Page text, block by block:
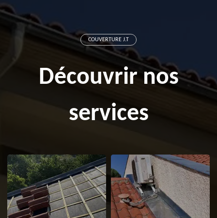
COUVERTURE J.T
Découvrir nos
services